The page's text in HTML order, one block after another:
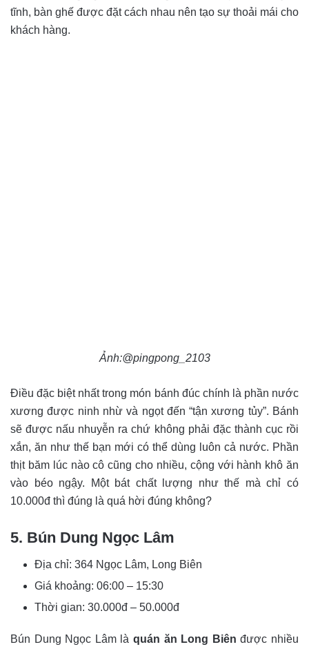
tĩnh, bàn ghế được đặt cách nhau nên tạo sự thoải mái cho
khách hàng.
Ảnh:@pingpong_2103
Điều đặc biệt nhất trong món bánh đúc chính là phần nước
xương được ninh nhừ và ngọt đến “tận xương tủy”. Bánh
sẽ được nấu nhuyễn ra chứ không phải đặc thành cục rồi
xắn, ăn như thế bạn mới có thể dùng luôn cả nước. Phần
thịt băm lúc nào cô cũng cho nhiều, cộng với hành khô ăn
vào béo ngậy. Một bát chất lượng như thế mà chỉ có
10.000đ thì đúng là quá hời đúng không?
5. Bún Dung Ngọc Lâm
Địa chỉ: 364 Ngọc Lâm, Long Biên
Giá khoảng: 06:00 – 15:30
Thời gian: 30.000đ – 50.000đ
Bún Dung Ngọc Lâm là quán ăn Long Biên được nhiều